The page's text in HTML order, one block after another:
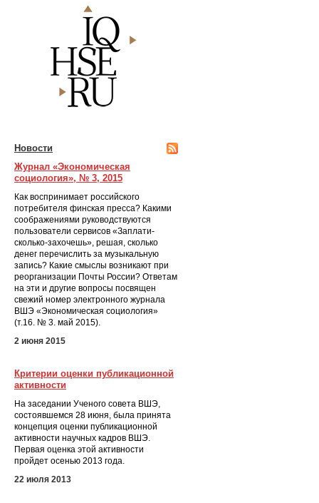
Новости
Журнал «Экономическая
социология», № 3, 2015
Как воспринимает российского
потребителя финская пресса? Какими
соображениями руководствуются
пользователи сервисов «Заплати-
сколько-захочешь», решая, сколько
денег перечислить за музыкальную
запись? Какие смыслы возникают при
реорганизации Почты России? Ответам
на эти и другие вопросы посвящен
свежий номер электронного журнала
ВШЭ «Экономическая социология»
(т.16. № 3. май 2015).
2 июня 2015
Критерии оценки публикационной
активности
На заседании Ученого совета ВШЭ,
состоявшемся 28 июня, была принята
концепция оценки публикационной
активности научных кадров ВШЭ.
Первая оценка этой активности
пройдет осенью 2013 года.
22 июля 2013